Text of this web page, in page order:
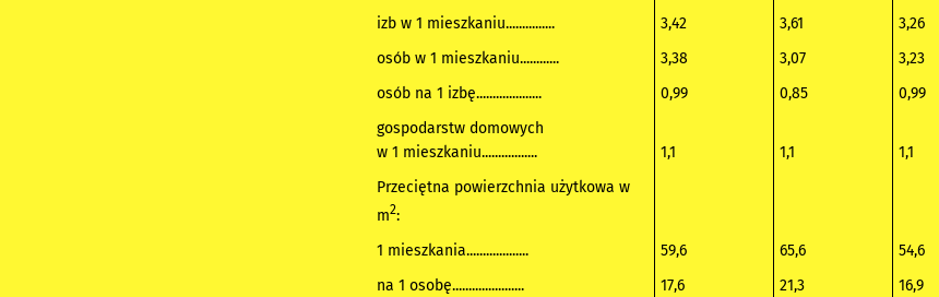
izb w 1 mieszkaniu...............
3,42 3,61 3,26
osób w 1 mieszkaniu............
3,38 3,07 3,23
osób na 1 izbę....................
0,99 0,85 0,99
gospodarstw domowych
w 1 mieszkaniu.................
1,1 1,1 1,1
Przeciętna powierzchnia użytkowa w
m2:
1 mieszkania...................
59,6 65,6 54,6
na 1 osobę......................
17,6 21,3 16,9